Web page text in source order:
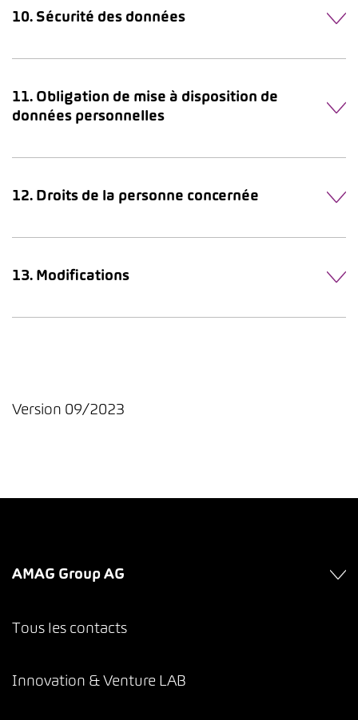
10. Sécurité des données
11. Obligation de mise à disposition de
données personnelles
12. Droits de la personne concernée
13. Modifications
Version 09/2023
AMAG Group AG
Tous les contacts
Innovation & Venture LAB